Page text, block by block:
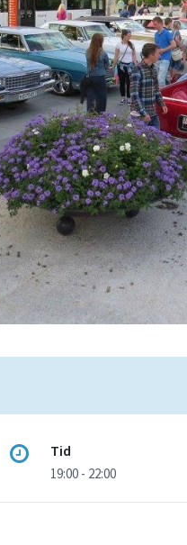
Tid
19:00 - 22:00